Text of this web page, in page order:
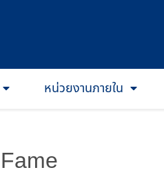
หน่วยงานภายใน